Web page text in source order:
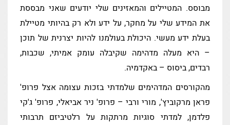
מבוסס. המטיילים והמאזינים שלי יודעים שאני מבססת
את המידע שלי על מחקר, על ידע ולא רק בהיותי מטיילת
בעלת ידע מעשי. היכולת בעולמנו להיות יצרנית של תוכן
– היא מעלה מדהימה שקיבלה עומק אמיתי, שכבות,
רבדים, ביסוס – באקדמיה.
מהקורסים המדהימים שלמדתי בזכות עצומה אצל פרופ'
פראן מרקוביץ', מורי ורבי – פרופ' ניר אביאלי, פרופ' ג'קי
פלדמן, למדתי סוגיות מרתקות על רלטיביזם תרבותי